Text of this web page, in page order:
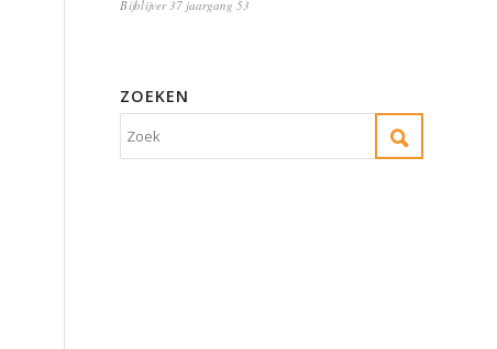
Bijblijver 37 jaargang 53
ZOEKEN